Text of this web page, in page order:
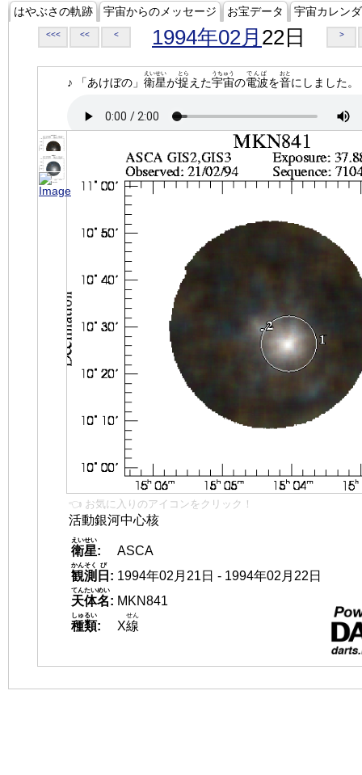
はやぶさの軌跡 宇宙からのメッセージ お宝データ 宇宙カレン
<<< << < 1994年02月 22日 >
♪ 「あけぼの」 衛星
えいせい
が捉
とら
えた宇宙
うちゅう
の電波
でんぱ
を音
おと
にしました。
👈 お気に入りのアイコンをクリック！
活動銀河中心核
衛星
えいせい
:
ASCA
観測
かんそく
日
び
: 1994年02月21日 - 1994年02月22日
天体名
てんたいめい
: MKN841
種類
しゅるい
: X線
せん